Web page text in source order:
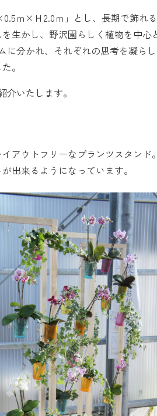
ｍ×Ｈ2.0ｍ」とし、長期で飾れ
生かし、野沢園らしく植物を中
に分かれ、それぞれの思考を凝ら
。
介いたします。
アウトフリーなプランツスタン
出来るようになっています。